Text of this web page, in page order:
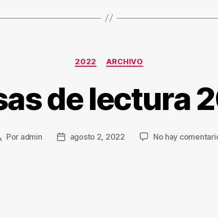
2022 ARCHIVO
de lectura
Por admin agosto 2, 2022 No hay